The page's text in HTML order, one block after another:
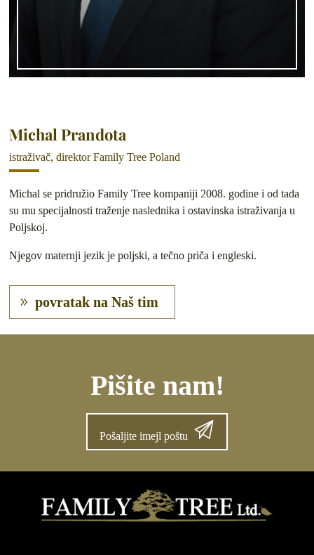
Michal Prandota
istraživač, direktor Family Tree Poland
Michal se pridružio Family Tree kompaniji 2008. godine i od tada
su mu specijalnosti traženje naslednika i ostavinska istraživanja u
Poljskoj.
Njegov maternji jezik je poljski, a tečno priča i engleski.
povratak na Naš tim
Pišite nam!
Pošaljite imejl poštu